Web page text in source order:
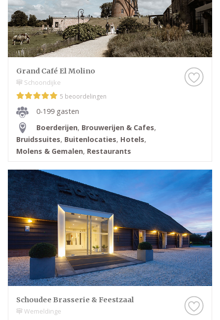
Grand Café El Molino
Schoondijke
5 beoordelingen
0-199 gasten
Boerderijen, Brouwerijen & Cafes,
Bruidssuites, Buitenlocaties, Hotels,
Molens & Gemalen, Restaurants
Schoudee Brasserie & Feestzaal
Wemeldinge